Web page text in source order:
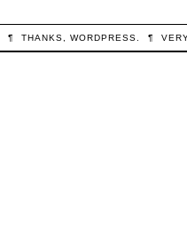
¶ THANKS, WORDPRESS ¶